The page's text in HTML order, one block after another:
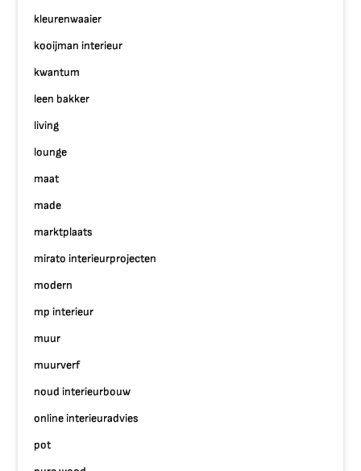
kleurenwaaier
kooijman interieur
kwantum
leen bakker
living
lounge
maat
made
marktplaats
mirato interieurprojecten
modern
mp interieur
muur
muurverf
noud interieurbouw
online interieuradvies
pot